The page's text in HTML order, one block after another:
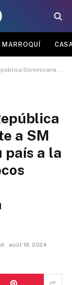
MARROQUÍ
de Marruecos sobre el Sáhara y su intención de abrir un consulado en Dajla
a SM
país a la
août 18, 2024